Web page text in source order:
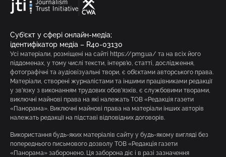
Суб’єкт у сфері онлайн-медіа;
ідентифікатор медіа – R40-03130
Усі матеріали, розміщені на сайті https://pmg.ua/ та на всіх його
піддоменах, у тому числі тексти, інтерв’ю, статті, дослідження,
фотографічні та аудіовізуальні твори, є об’єктами авторського права.
Матеріали, створені журналістами та іншими працівниками редакції
у зв’язку з виконанням трудових обов’язків, є службовими творами,
виключні майнові права на які належать ТОВ «Редакція газети
«Панорама». Виключні майнові права на матеріали інших авторів
належать редакції на підставі відповідних договорів.
Використання будь-яких матеріалів сайту у будь-якому вигляді без
попереднього письмового дозволу ТОВ «Редакція газети
«Панорама» заборонено. Ця заборона діє і в разі зазначення